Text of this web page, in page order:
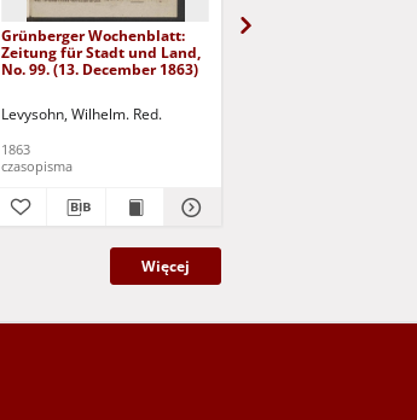
Grünberger Wochenblatt:
Zeitung für Stadt und Land,
No. 99. (13. December 1863)
Levysohn, Wilhelm. Red.
1863
czasopisma
Więcej